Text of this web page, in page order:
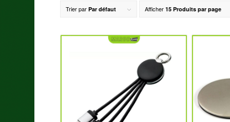
Trier parPar défaut Afficher15 Produits par page